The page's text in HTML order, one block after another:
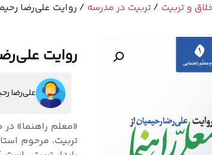
و تربیت / تربیت در مدرسه / روایت علی‌رضا
روایت
علی‌رضا
«معلم راهنما»
تربیت، مرحوم